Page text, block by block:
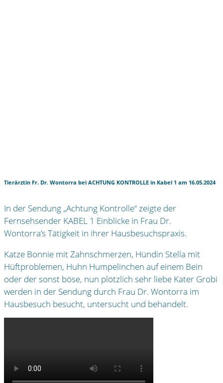
Tierärztin Fr. Dr. Wontorra bei ACHTUNG KONTROLLE in Kabel 1 am 16.05.2024
In der Sendung „Achtung Kontrolle“ zeigte der
Fernsehsender KABEL 1 Einblicke in Frau Dr.
Wontorra’s Tätigkeit in ihrer Hausbesuchspraxis.
Katze Bonnie mit Zahnschmerzen, Hündin Stella mit
Hüftproblemen, Huhn Humpelinchen auf einem Bein
oder der sonst böse, nun plötzlich sehr liebe Kater Grobi
werden in der Sendung durch Frau Dr. Wontorra im
Hausbesuch besucht, untersucht und behandelt.